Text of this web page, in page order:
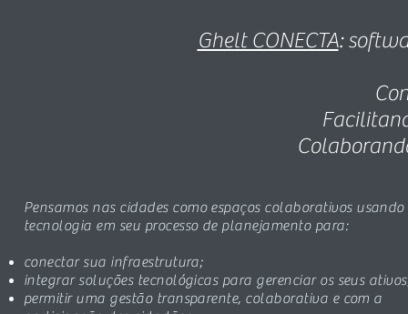
Ghelt CONECTA:
Pensamos nas cidades como espaços colaborativos usando
tecnologia em seu processo de planejamento para:
conectar sua infraestrutura;
integrar soluções tecnológicas para gerenciar os seus
permitir uma gestão transparente, colaborativa e com a